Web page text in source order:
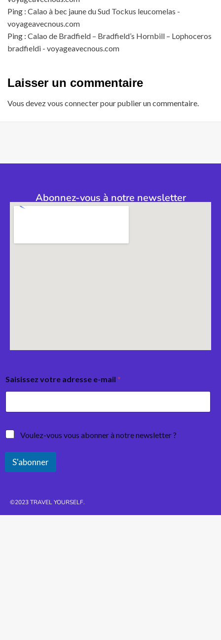
Ping : Calao à bec jaune du Sud Tockus leucomelas -
voyageavecnous.com
Ping : Calao de Bradfield – Bradfield’s Hornbill – Lophoceros
bradfieldi - voyageavecnous.com
Laisser un commentaire
Vous devezvous connecterpour publier un commentaire.
Abonnez-vous à notre newsletter
Saisissez votre adresse e-mail *
Voulez-vous vous abonner à notre newsletter ?
S'abonner
©2023 TRAVEL YOURSELF.